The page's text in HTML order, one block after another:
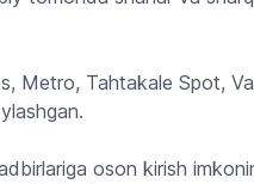
Metro, Tahtakale Spot,
oson kirish